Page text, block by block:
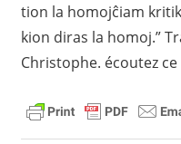
tion la homojĉiam
kion diras la homoj.”
Christophe. écoutez